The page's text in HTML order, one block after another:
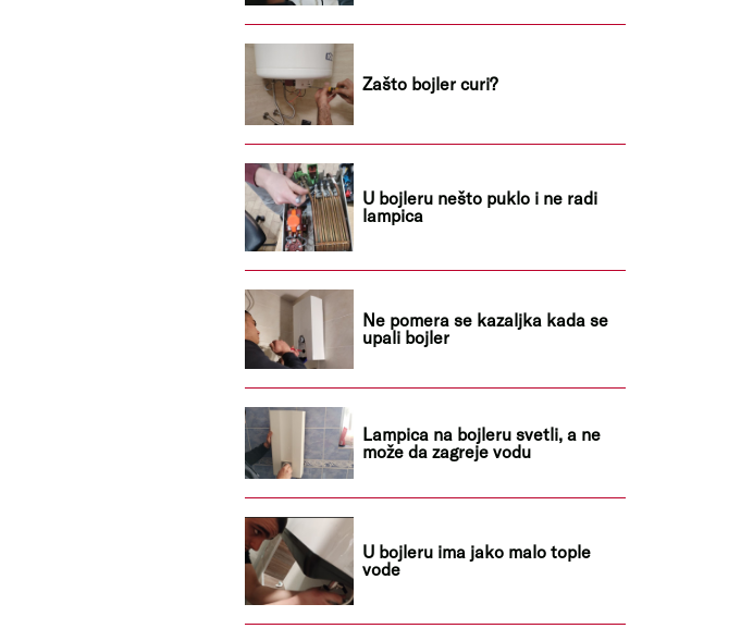
Zašto bojler curi?
U bojleru nešto puklo i ne radi
lampica
Ne pomera se kazaljka kada se
upali bojler
Lampica na bojleru svetli, a ne
može da zagreje vodu
U bojleru ima jako malo tople
vode